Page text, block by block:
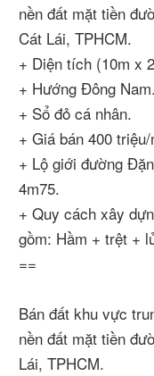
nền đất mặt tiền
Cát Lái, TPHCM.
+ Diện tích (10m x
+ Hướng Đông Nam.
+ Sổ đỏ cá nhân.
+ Giá bán 400
+ Lộ giới đường
4m75.
+ Quy cách xây
gồm: Hầm + trệt +
==
Bán đất khu vực
nền đất mặt tiền
Lái, TPHCM.